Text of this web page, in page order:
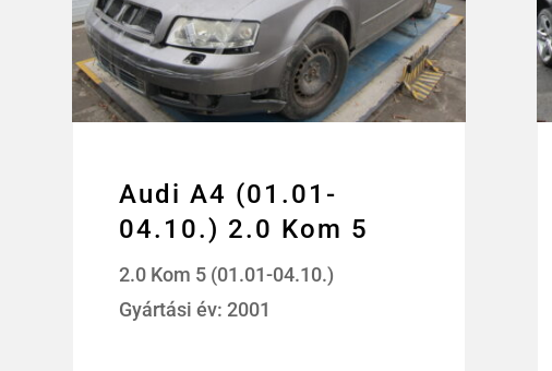
Audi A4 (01.01-
04.10.) 2.0 Kom 5
2.0 Kom 5 (01.01-04.10.)
Gyártási év: 2001